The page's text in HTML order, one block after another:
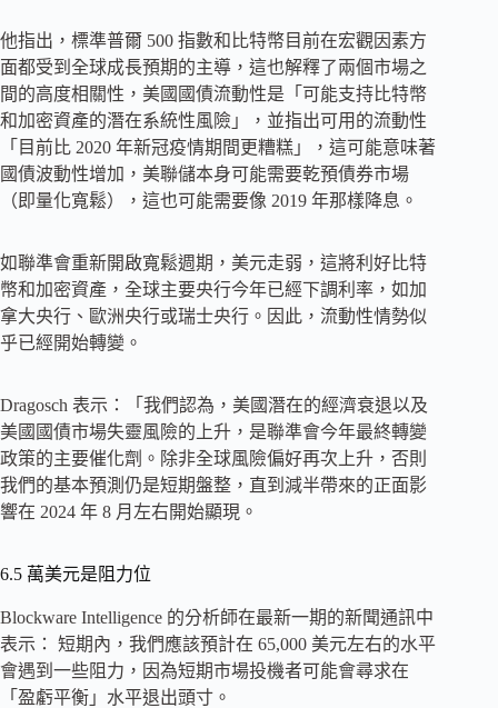
他指出，標準普爾 500 指數和比特幣目前在宏觀因素方
面都受到全球成長預期的主導，這也解釋了兩個市場之
間的高度相關性，美國國債流動性是「可能支持比特幣
和加密資產的潛在系統性風險」，並指出可用的流動性
「目前比 2020 年新冠疫情期間更糟糕」，這可能意味著
國債波動性增加，美聯儲本身可能需要乾預債券市場
（即量化寬鬆），這也可能需要像 2019 年那樣降息。
如聯準會重新開啟寬鬆週期，美元走弱，這將利好比特
幣和加密資產，全球主要央行今年已經下調利率，如加
拿大央行、歐洲央行或瑞士央行。因此，流動性情勢似
乎已經開始轉變。
Dragosch 表示：「我們認為，美國潛在的經濟衰退以及
美國國債市場失靈風險的上升，是聯準會今年最終轉變
政策的主要催化劑。除非全球風險偏好再次上升，否則
我們的基本預測仍是短期盤整，直到減半帶來的正面影
響在 2024 年 8 月左右開始顯現。
6.5 萬美元是阻力位
Blockware Intelligence 的分析師在最新一期的新聞通訊中
表示： 短期內，我們應該預計在 65,000 美元左右的水平
會遇到一些阻力，因為短期市場投機者可能會尋求在
「盈虧平衡」水平退出頭寸。